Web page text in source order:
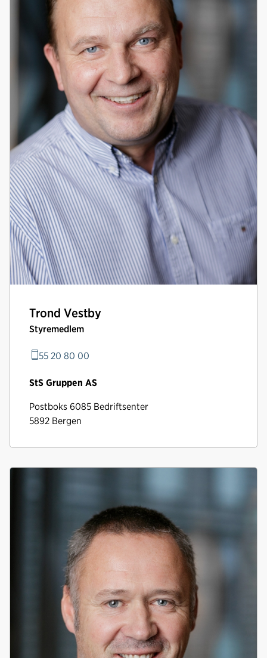
Trond Vestby
Styremedlem
55 20 80 00
StS Gruppen AS
Postboks 6085 Bedriftsenter
5892 Bergen